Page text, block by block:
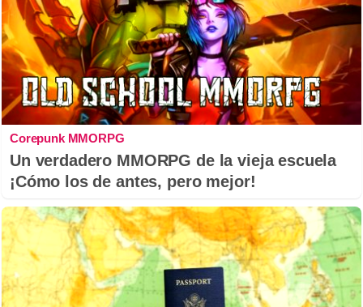
Corepunk MMORPG
Un verdadero MMORPG de la vieja escuela
¡Cómo los de antes, pero mejor!